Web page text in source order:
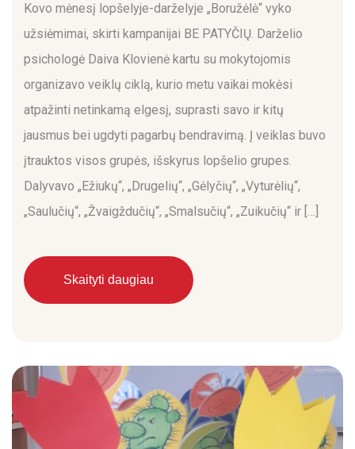
Kovo mėnesį lopšelyje-darželyje „Boružėlė“ vyko
užsiėmimai, skirti kampanijai BE PATYČIŲ. Darželio
psichologė Daiva Klovienė kartu su mokytojomis
organizavo veiklų ciklą, kurio metu vaikai mokėsi
atpažinti netinkamą elgesį, suprasti savo ir kitų
jausmus bei ugdyti pagarbų bendravimą. Į veiklas buvo
įtrauktos visos grupės, išskyrus lopšelio grupes.
Dalyvavo „Ežiukų“, „Drugelių“, „Gėlyčių“, „Vyturėlių“,
„Saulučių“, „Žvaigždučių“, „Smalsučių“, „Zuikučių“ ir […]
Skaityti daugiau